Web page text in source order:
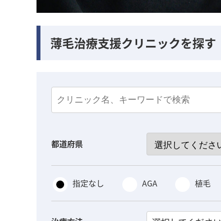
薄毛治療支援クリニックを探す
都道府県
指定なし AGA 植毛